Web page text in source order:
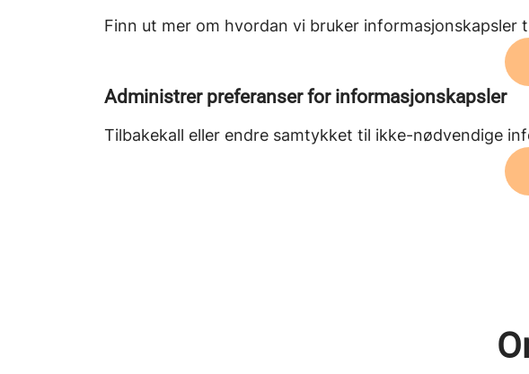
Finn ut mer om hvordan vi bruker
Administrer preferanser for informasjonskapsler
Tilbakekall eller endre samtykket til ikke-nødvendige